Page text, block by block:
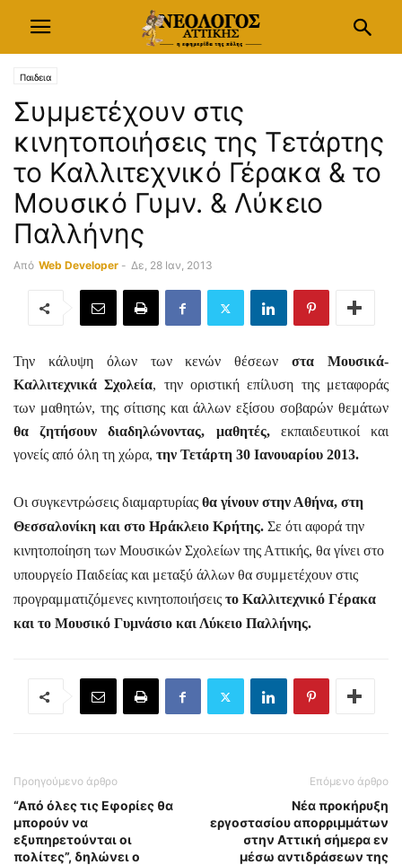
Παιδεια
Συμμετέχουν στις
κινητοποιήσεις της Τετάρτης
το Καλλιτεχνικό Γέρακα & το
Μουσικό Γυμν. & Λύκειο
Παλλήνης
Από Web Developer - Δε, 28 Ιαν, 2013
Την κάλυψη όλων των κενών θέσεωνστα Μουσικά-
Καλλιτεχνικά Σχολεία, την οριστική επίλυση της μεταφοράς
των μαθητών, της σίτισης και άλλων εξίσου σοβαρών θεμάτων
θα ζητήσουν διαδηλώνοντας, μαθητές,εκπαιδευτικοί και
γονείς από όλη τη χώρα, την Τετάρτη 30 Ιανουαρίου 2013.
Οι συγκεντρώσεις διαμαρτυρίας θα γίνουν στην Αθήνα, στη
Θεσσαλονίκη και στο Ηράκλειο Κρήτης. Σε ότι αφορά την
κινητοποίηση των Μουσικών Σχολείων της Αττικής, θα γίνει στο
υπουργείο Παιδείας και μεταξύ άλλων θα συμμετέχουν στις
προγραμματιζόμενες κινητοποιήσεις το Καλλιτεχνικό Γέρακα
και το Μουσικό Γυμνάσιο και Λύκειο Παλλήνης.
Προηγούμενο άρθρο
“Από όλες τις Εφορίες θα
μπορούν να
εξυπηρετούνται οι
πολίτες”, δηλώνει ο
Επόμενο άρθρο
Νέα προκήρυξη
εργοστασίου απορριμμάτων
στην Αττική σήμερα εν
μέσω αντιδράσεων της